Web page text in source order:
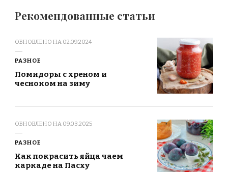
Рекомендованные статьи
ОБНОВЛЕНО НА 02.09.2024
РАЗНОЕ
Помидоры с хреном и
чесноком на зиму
ОБНОВЛЕНО НА 09.03.2025
РАЗНОЕ
Как покрасить яйца чаем
каркаде на Пасху